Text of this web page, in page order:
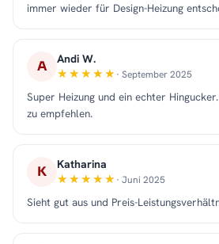
immer wieder für Design-Heizung
A Andi W.
· September 2025
Super Heizung und ein echter
zu empfehlen.
K Katharina
· Juni 2025
Sieht gut aus und Preis-